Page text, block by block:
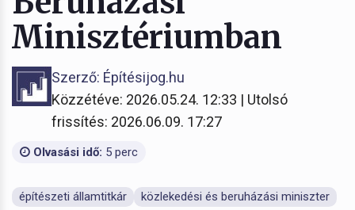
Minisztériumban
Szerző: Építésijog.hu
Közzétéve: 2026.05.24. 12:33 | Utolsó
frissítés: 2026.06.09. 17:27
Olvasási idő: 5 perc
építészeti államtitkár közlekedési és beruházási miniszter